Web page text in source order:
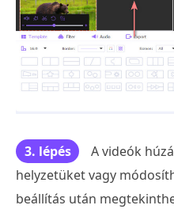
3. lépés
A videók
helyzetüket vagy
beállítás után